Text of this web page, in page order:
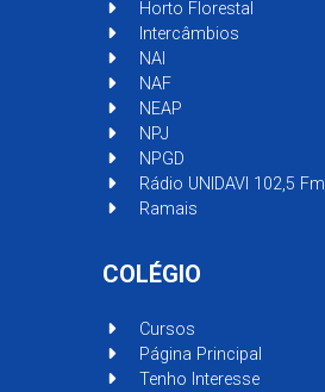
Horto Florestal
Intercâmbios
NAI
NAF
NEAP
NPJ
NPGD
Rádio UNIDAVI 102,5 Fm
Ramais
COLÉGIO
Cursos
Página Principal
Tenho Interesse